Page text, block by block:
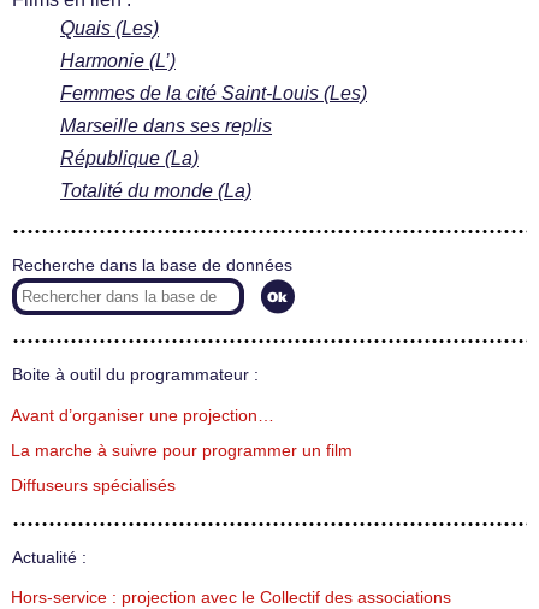
Quais (Les)
Harmonie (L’)
Femmes de la cité Saint-Louis (Les)
Marseille dans ses replis
République (La)
Totalité du monde (La)
Recherche dans la base de données
Boite à outil du programmateur :
Avant d’organiser une projection…
La marche à suivre pour programmer un film
Diffuseurs spécialisés
Actualité :
Hors-service : projection avec le Collectif des associations